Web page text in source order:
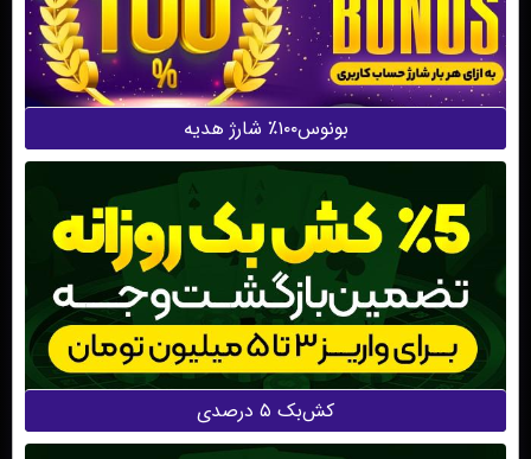
بونوس۱۰۰٪ شارژ هدیه
کش‌بک ۵ درصدی